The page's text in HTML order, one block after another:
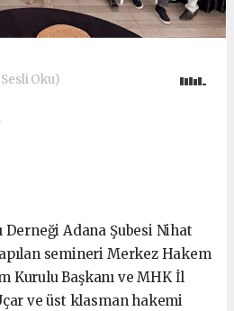
Oku)
Derneği Adana Şubesi Nihat
semineri Merkez Hakem
Kurulu Başkanı ve MHK İl
ve üst klasman hakemi